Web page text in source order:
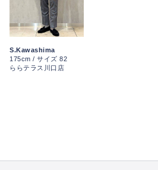
S.Kawashima
175cm / サイズ 82
ららテラス川口店